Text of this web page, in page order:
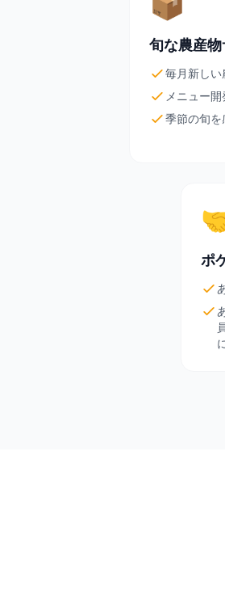
旬な農産
毎月新し
メニュー
季節の旬
ポ